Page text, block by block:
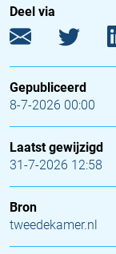
Deel via
Gepubliceerd
8-7-2026 00:00
Laatst gewijzigd
31-7-2026 12:58
Bron
tweedekamer.nl